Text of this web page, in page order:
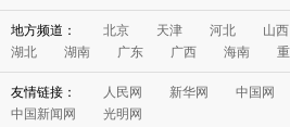
地方频道： 北京 天津 河北
山西
湖北
湖南 广东 广西 海南
友情链接： 人民网 新华网
中国网
中国新闻网
光明网